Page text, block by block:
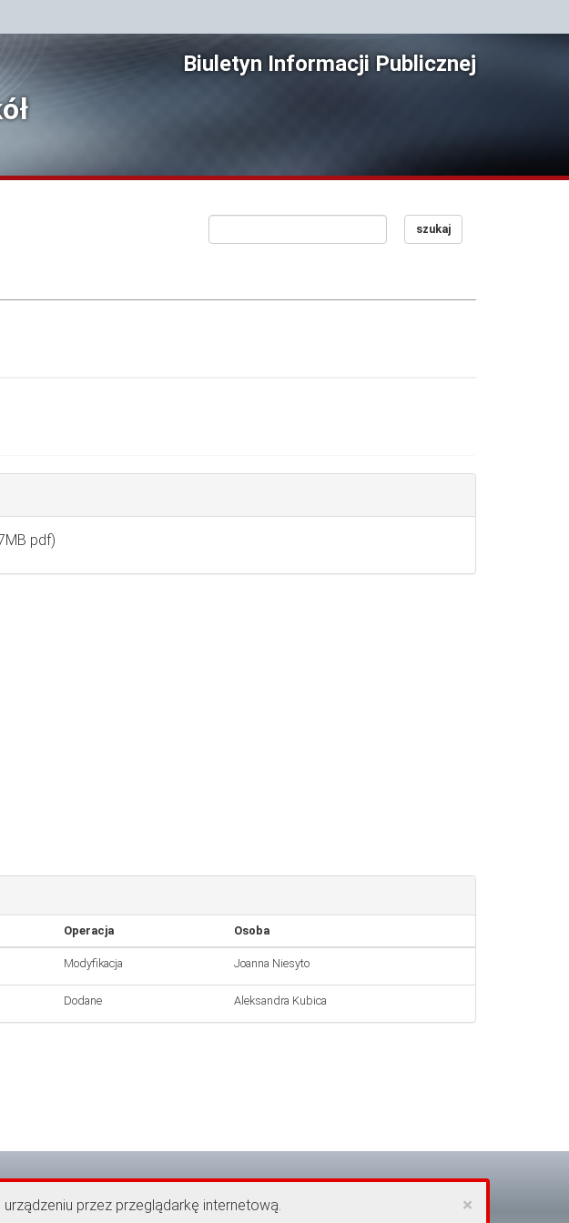
Biuletyn Informacji Publicznej
szukaj
pdf)
Operacja Osoba
Modyfikacja Joanna Niesyto
Dodane Aleksandra Kubica
×
przez przeglądarkę internetową.